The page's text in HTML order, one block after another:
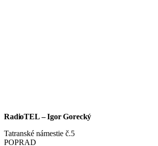
RadioTEL – Igor Gorecký
Tatranské námestie č.5
POPRAD